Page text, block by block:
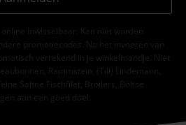
inwisselbaar. Kan niet worden
promotiecodes. Na het invoeren van
verrekend in je winkelmandje. Niet
Rammstein, (Till) Lindemann,
Sahne Fischfilet, Broilers, Böhse
aan een goed doel.